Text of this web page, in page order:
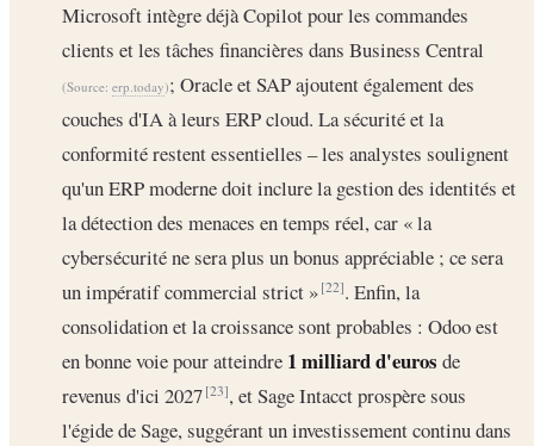
Microsoft intègre déjà Copilot pour les commandes
clients et les tâches financières dans Business Central
(Source: erp.today); Oracle et SAP ajoutent également des
couches d'IA à leurs ERP cloud. La sécurité et la
conformité restent essentielles – les analystes soulignent
qu'un ERP moderne doit inclure la gestion des identités et
la détection des menaces en temps réel, car « la
cybersécurité ne sera plus un bonus appréciable ; ce sera
un impératif commercial strict »[22]. Enfin, la
consolidation et la croissance sont probables : Odoo est
en bonne voie pour atteindre 1 milliard d'euros de
revenus d'ici 2027[23], et Sage Intacct prospère sous
l'égide de Sage, suggérant un investissement continu dans